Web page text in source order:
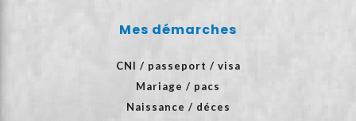
Mes démarches
CNI / passeport / visa
Mariage / pacs
Naissance / déces